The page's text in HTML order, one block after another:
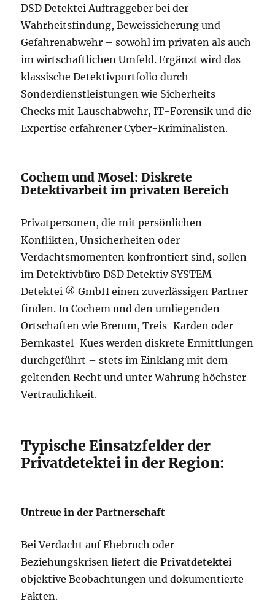
DSD Detektei Auftraggeber bei der
Wahrheitsfindung, Beweissicherung und
Gefahrenabwehr – sowohl im privaten als auch
im wirtschaftlichen Umfeld. Ergänzt wird das
klassische Detektivportfolio durch
Sonderdienstleistungen wie Sicherheits-
Checks mit Lauschabwehr, IT-Forensik und die
Expertise erfahrener Cyber-Kriminalisten.
Cochem und Mosel: Diskrete
Detektivarbeit im privaten Bereich
Privatpersonen, die mit persönlichen
Konflikten, Unsicherheiten oder
Verdachtsmomenten konfrontiert sind, sollen
im Detektivbüro DSD Detektiv SYSTEM
Detektei ® GmbH einen zuverlässigen Partner
finden. In Cochem und den umliegenden
Ortschaften wie Bremm, Treis-Karden oder
Bernkastel-Kues werden diskrete Ermittlungen
durchgeführt – stets im Einklang mit dem
geltenden Recht und unter Wahrung höchster
Vertraulichkeit.
Typische Einsatzfelder der
Privatdetektei in der Region:
Untreue in der Partnerschaft
Bei Verdacht auf Ehebruch oder
Beziehungskrisen liefert diePrivatdetektei
objektive Beobachtungen und dokumentierte
Fakten.